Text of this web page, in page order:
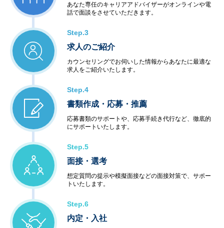
あなた専任のキャリアアドバイザーがオンラインや電
話で面談をさせていただきます。
Step.3
求人のご紹介
カウンセリングでお伺いした情報からあなたに最適な
求人をご紹介いたします。
Step.4
書類作成・応募・推薦
応募書類のサポートや、応募手続き代行など、徹底的
にサポートいたします。
Step.5
面接・選考
想定質問の提示や模擬面接などの面接対策で、サポー
トいたします。
Step.6
内定・入社